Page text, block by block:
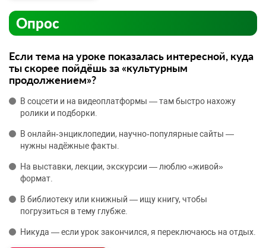
Опрос
Если тема на уроке показалась интересной, куда
ты скорее пойдёшь за «культурным
продолжением»?
В соцсети и на видеоплатформы — там быстро нахожу
ролики и подборки.
В онлайн‑энциклопедии, научно‑популярные сайты —
нужны надёжные факты.
На выставки, лекции, экскурсии — люблю «живой»
формат.
В библиотеку или книжный — ищу книгу, чтобы
погрузиться в тему глубже.
Никуда — если урок закончился, я переключаюсь на отдых.